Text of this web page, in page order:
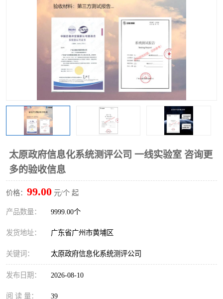
太原政府信息化系统测评公司 一线实验室 咨询更
多的验收信息
价格： 99.00 元/个 起
产品数量： 9999.00个
发货地址： 广东省广州市黄埔区
关键词： 太原政府信息化系统测评公司
发布日期： 2026-08-10
阅 读 量： 39